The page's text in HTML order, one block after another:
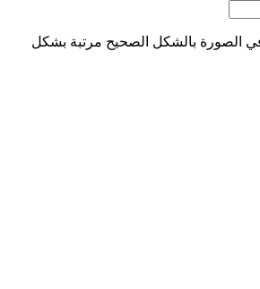
الصورة بالشكل الصحيح مرتبة بشكل